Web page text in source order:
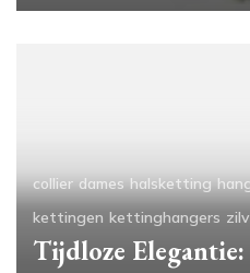
collier dames halsketting
kettingen kettinghangers
Tijdloze